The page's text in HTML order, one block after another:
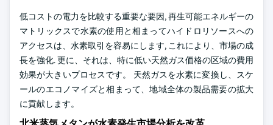
低コストの電力を比較する重要な要因, 再生可能エネルギーの
マトリックスで水素の使用と相まってハイドロリソースへの
アクセスは、水素取引を容易にします, これにより、市場の成
長を強化. 更に、それは、特に低い天然ガス価格の区域の費用
効果が大きいプロセスです。 天然ガスを水素に変換し、スケ
ールのエコノマイズと相まって、地域全体の製品需要の拡大
に貢献します。